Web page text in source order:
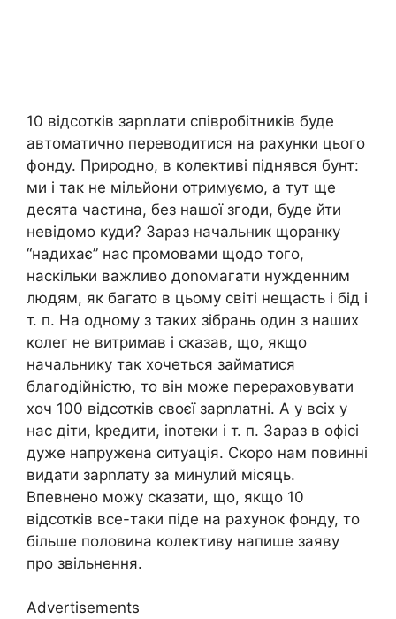
10 відсотків зарnлати співробітників буде
автоматично переводитися на рахунки цього
фонду. Природно, в колективі піднявся бунт:
ми і так не мільйони отримуємо, а тут ще
десята частина, без нашої згоди, буде йти
невідомо куди? Зараз начальник щоранку
“надихає” нас промовами щодо того,
наскільки важливо доnомагати нужденним
людям, як багато в цьому світі нещасть і бід і
т. п. На одному з таких зібрань один з наших
колег не витримав і сказав, що, якщо
начальнику так хочеться займатися
благодійністю, то він може перераховувати
хоч 100 відсотків своєї зарnлатні. А у всіх у
нас діти, kредити, іnотеки і т. п. Зараз в офісі
дуже напружена ситуація. Скоро нам повинні
видати зарnлату за минулий місяць.
Впевнено можу сказати, що, якщо 10
відсотків все-таки піде на рахунок фонду, то
більше половина колективу напише заяву
про звільнення.
Advertisements